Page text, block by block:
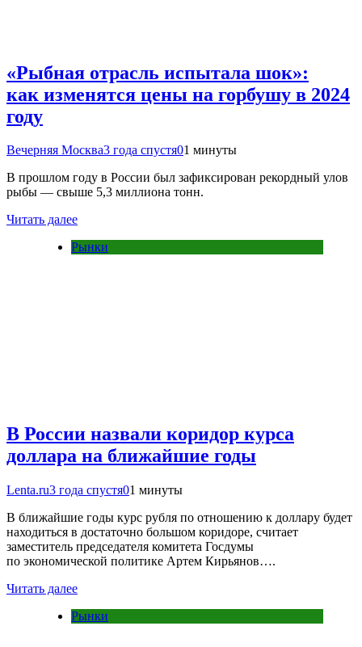
«Рыбная отрасль испытала шок»:
как изменятся цены на горбушу в 2024
году
Вечерняя Москва3 года спустя01 минуты
В прошлом году в России был зафиксирован рекордный улов
рыбы — свыше 5,3 миллиона тонн.
Читать далее
Рынки
В России назвали коридор курса
доллара на ближайшие годы
Lenta.ru3 года спустя01 минуты
В ближайшие годы курс рубля по отношению к доллару будет
находиться в достаточно большом коридоре, считает
заместитель председателя комитета Госдумы
по экономической политике Артем Кирьянов….
Читать далее
Рынки